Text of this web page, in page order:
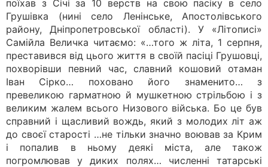
поїхав з Січі за 10 верств на свою пасіку в село
Грушівка (нині село Ленінське, Апостолівського
району, Дніпропетровської області). У «Літописі»
Самійла Величка читаємо: «…того ж літа, 1 серпня,
преставився від цього життя в своїй пасіці Грушовці,
похворівши певний час, славний кошовий отаман
Іван Сірко… поховано його знаменито… з
превеликою гарматною й мушкетною стрільбою і з
великим жалем всього Низового війська. Бо це був
справний і щасливий вождь, який з молодих літ аж
до своєї старості …не тільки значно воював за Крим
і попалив в ньому деякі міста, але також
погромлював у диких полях… численні татарські